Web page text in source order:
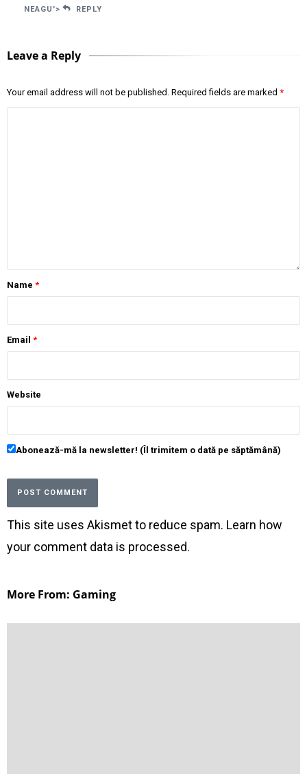
NEAGU'> REPLY
Leave a Reply
Your email address will not be published. Required fields are marked *
Name *
Email *
Website
Abonează-mă la newsletter! (Îl trimitem o dată pe săptămână)
This site uses Akismet to reduce spam. Learn how
your comment data is processed.
More From: Gaming